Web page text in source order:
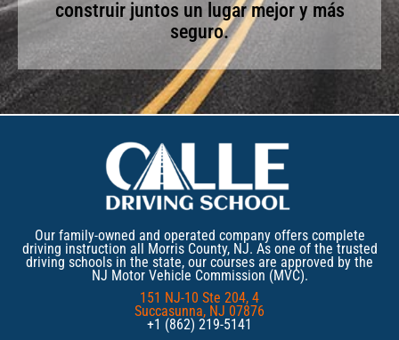
construir juntos un lugar mejor y más
seguro.
Our family-owned and operated company offers complete
driving instruction all Morris County, NJ. As one of the trusted
driving schools in the state, our courses are approved by the
NJ Motor Vehicle Commission (MVC).
151 NJ-10 Ste 204, 4
Succasunna, NJ 07876
+1 (862) 219-5141